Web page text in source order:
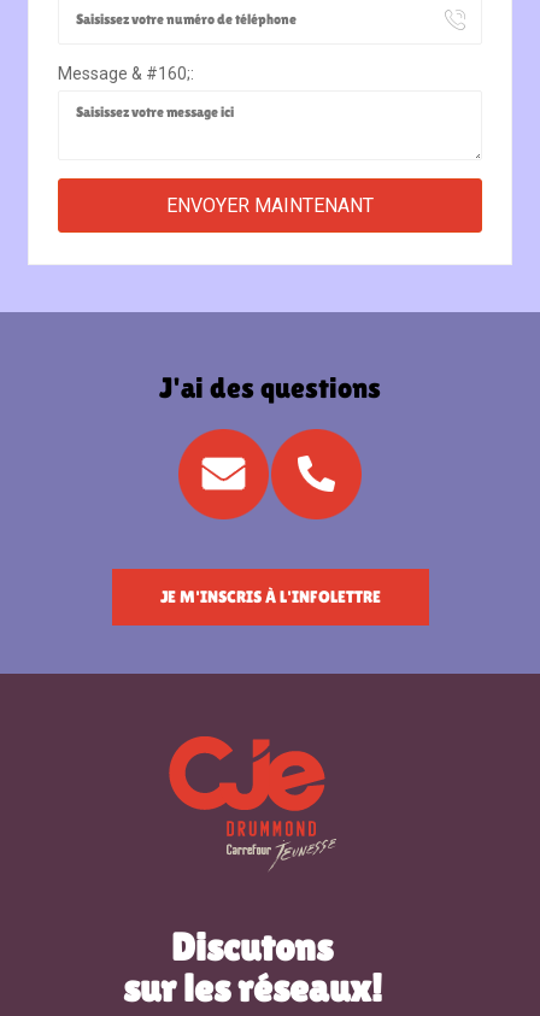
Message & #160;:
J'ai des questions
JE M'INSCRIS À L'INFOLETTRE
Discutons
sur les réseaux!